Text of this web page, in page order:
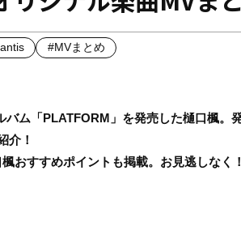
#MVまとめ
バム「PLATFORM」 を発売した樋口楓。
介！
おすすめポイントも掲載。お見逃しなく！